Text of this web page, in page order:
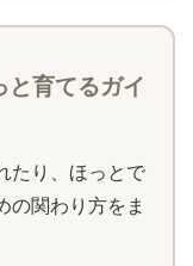
と育てるガイ
たり、ほっとで
の関わり方をま